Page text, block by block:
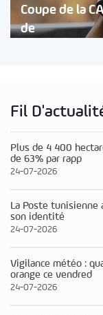
Coupe de la
de
Fil
Plus de 4 400
de 63% par rapp
24-07-2026
La Poste
son identité
24-07-2026
Vigilance météo :
orange ce vendred
24-07-2026